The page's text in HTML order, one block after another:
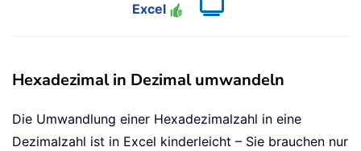
Excel
Hexadezimal in Dezimal umwandeln
Die Umwandlung einer Hexadezimalzahl in eine
Dezimalzahl ist in Excel kinderleicht – Sie brauchen nur